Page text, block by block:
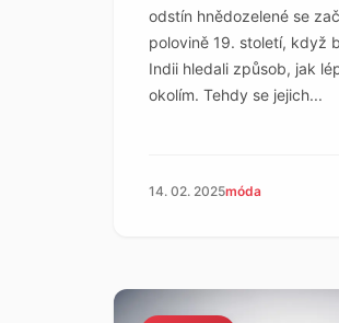
odstín hnědozelené se
polovině 19. století, když
Indii hledali způsob, jak
okolím. Tehdy se jejich...
14. 02. 2025móda